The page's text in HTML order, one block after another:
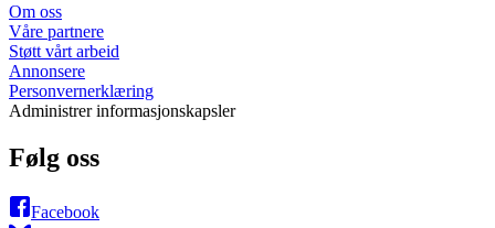
Om oss
Våre partnere
Støtt vårt arbeid
Annonsere
Personvernerklæring
Administrer informasjonskapsler
Følg oss
Facebook